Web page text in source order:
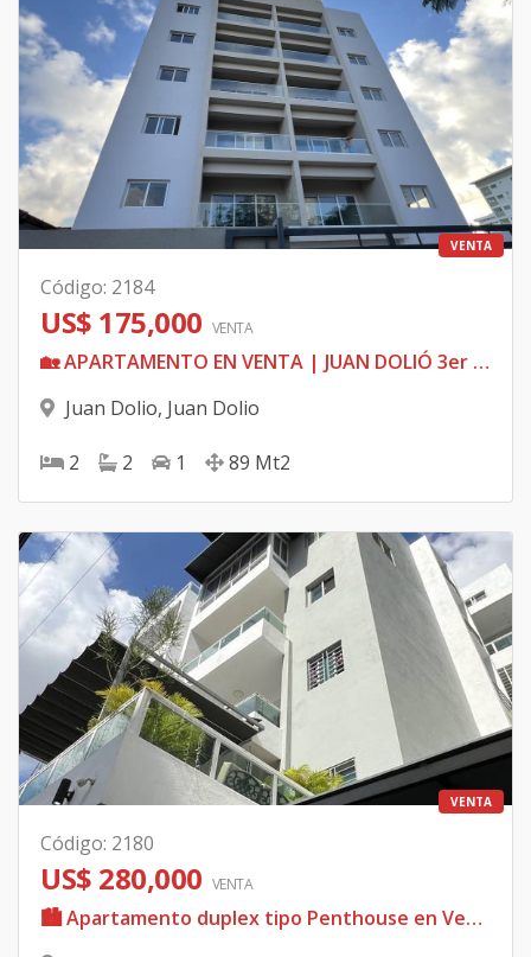
VENTA
Código: 2184
US$ 175,000 VENTA
🏡 APARTAMENTO EN VENTA | JUAN DOLIÓ 3er piso ✨ Nuevo | A estrenar
Juan Dolio, Juan Dolio
2 2 1 89 Mt2
VENTA
Código: 2180
US$ 280,000 VENTA
🏙️ Apartamento duplex tipo Penthouse en Venta | El Millón ✨ 📍 El Millón 💰 Precio: US$280,000